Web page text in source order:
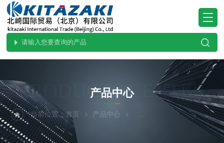
PRODUCTS CENTER
产品中心
当前位置：首页 产品中心 热卖！YAZAWA矢泽科学